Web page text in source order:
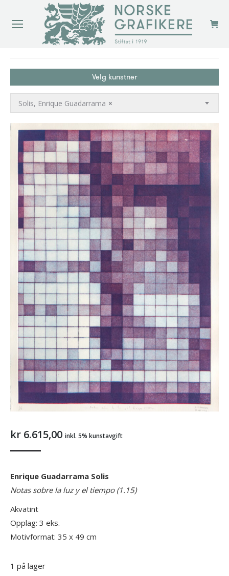
Velg kunstner
×
Solis, Enrique Guadarrama
kr 6.615,00 inkl. 5% kunstavgift
Enrique Guadarrama Solis
Notas sobre la luz y el tiempo (1.15)
Akvatint
Opplag: 3 eks.
Motivformat: 35 x 49 cm
1 på lager